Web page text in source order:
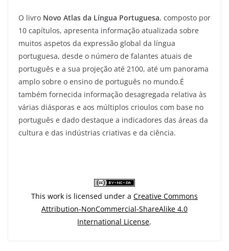
O livro Novo Atlas da Língua Portuguesa, composto por
10 capítulos, apresenta informação atualizada sobre
muitos aspetos da expressão global da língua
portuguesa, desde o número de falantes atuais de
português e a sua projeção até 2100, até um panorama
amplo sobre o ensino de português no mundo.É
também fornecida informação desagregada relativa às
várias diásporas e aos múltiplos crioulos com base no
português e dado destaque a indicadores das áreas da
cultura e das indústrias criativas e da ciência.
This work is licensed under a Creative Commons
Attribution-NonCommercial-ShareAlike 4.0
International License.